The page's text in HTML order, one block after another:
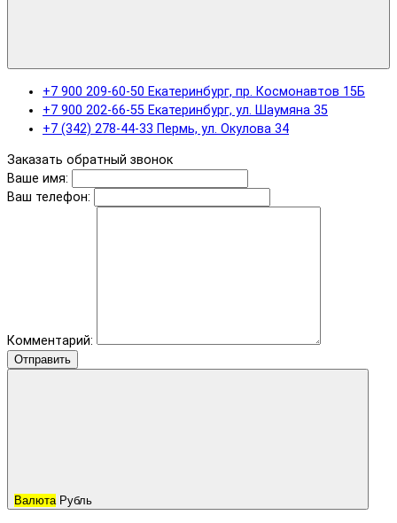
+7 900 209-60-50 Екатеринбург, пр. Космонавтов 15Б
+7 900 202-66-55 Екатеринбург, ул. Шаумяна 35
+7 (342) 278-44-33 Пермь, ул. Окулова 34
Заказать обратный звонок
Ваше имя:
Ваш телефон:
Комментарий:
Отправить
Валюта Рубль